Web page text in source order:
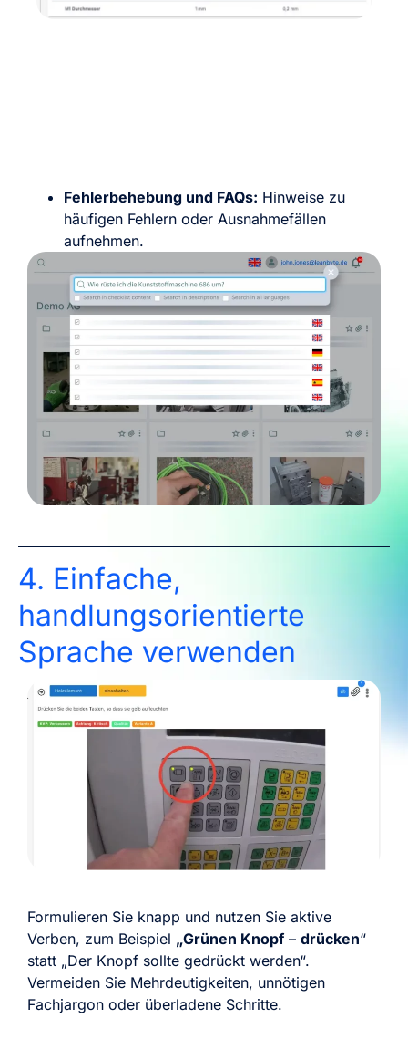
Fehlerbehebung und FAQs: Hinweise zu
häufigen Fehlern oder Ausnahmefällen
aufnehmen.
4. Einfache,
handlungsorientierte
Sprache verwenden
Formulieren Sie knapp und nutzen Sie aktive
Verben, zum Beispiel „Grünen Knopf– drücken“
statt „Der Knopf sollte gedrückt werden“.
Vermeiden Sie Mehrdeutigkeiten, unnötigen
Fachjargon oder überladene Schritte.